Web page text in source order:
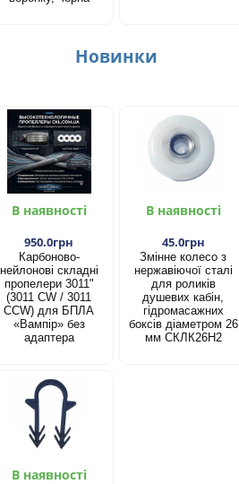
Новинки
В наявності
950.0грн
Карбоново-
нейлонові складні
пропелери 3011"
(3011 CW / 3011
CCW) для БПЛА
«Вампір» без
адаптера
В наявності
45.0грн
Змінне колесо з
нержавіючої сталі
для роликів
душевих кабін,
гідромасажних
боксів діаметром 26
мм СКЛК26Н2
В наявності